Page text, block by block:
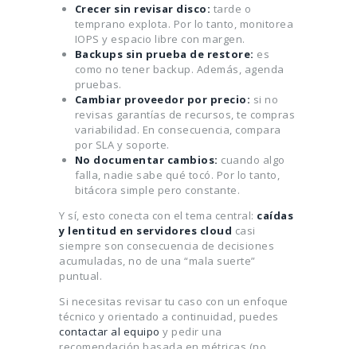
Crecer sin revisar disco: tarde o
temprano explota. Por lo tanto, monitorea
IOPS y espacio libre con margen.
Backups sin prueba de restore: es
como no tener backup. Además, agenda
pruebas.
Cambiar proveedor por precio: si no
revisas garantías de recursos, te compras
variabilidad. En consecuencia, compara
por SLA y soporte.
No documentar cambios: cuando algo
falla, nadie sabe qué tocó. Por lo tanto,
bitácora simple pero constante.
Y sí, esto conecta con el tema central: caídas
y lentitud en servidores cloud casi
siempre son consecuencia de decisiones
acumuladas, no de una “mala suerte”
puntual.
Si necesitas revisar tu caso con un enfoque
técnico y orientado a continuidad, puedes
contactar al equipo y pedir una